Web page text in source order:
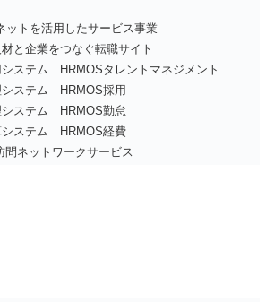
ットを活用したサービス事業
と企業をつなぐ転職サイト
ステム HRMOSタレントマネジメント
システム HRMOS採用
システム HRMOS勤怠
システム HRMOS経費
問ネットワークサービス